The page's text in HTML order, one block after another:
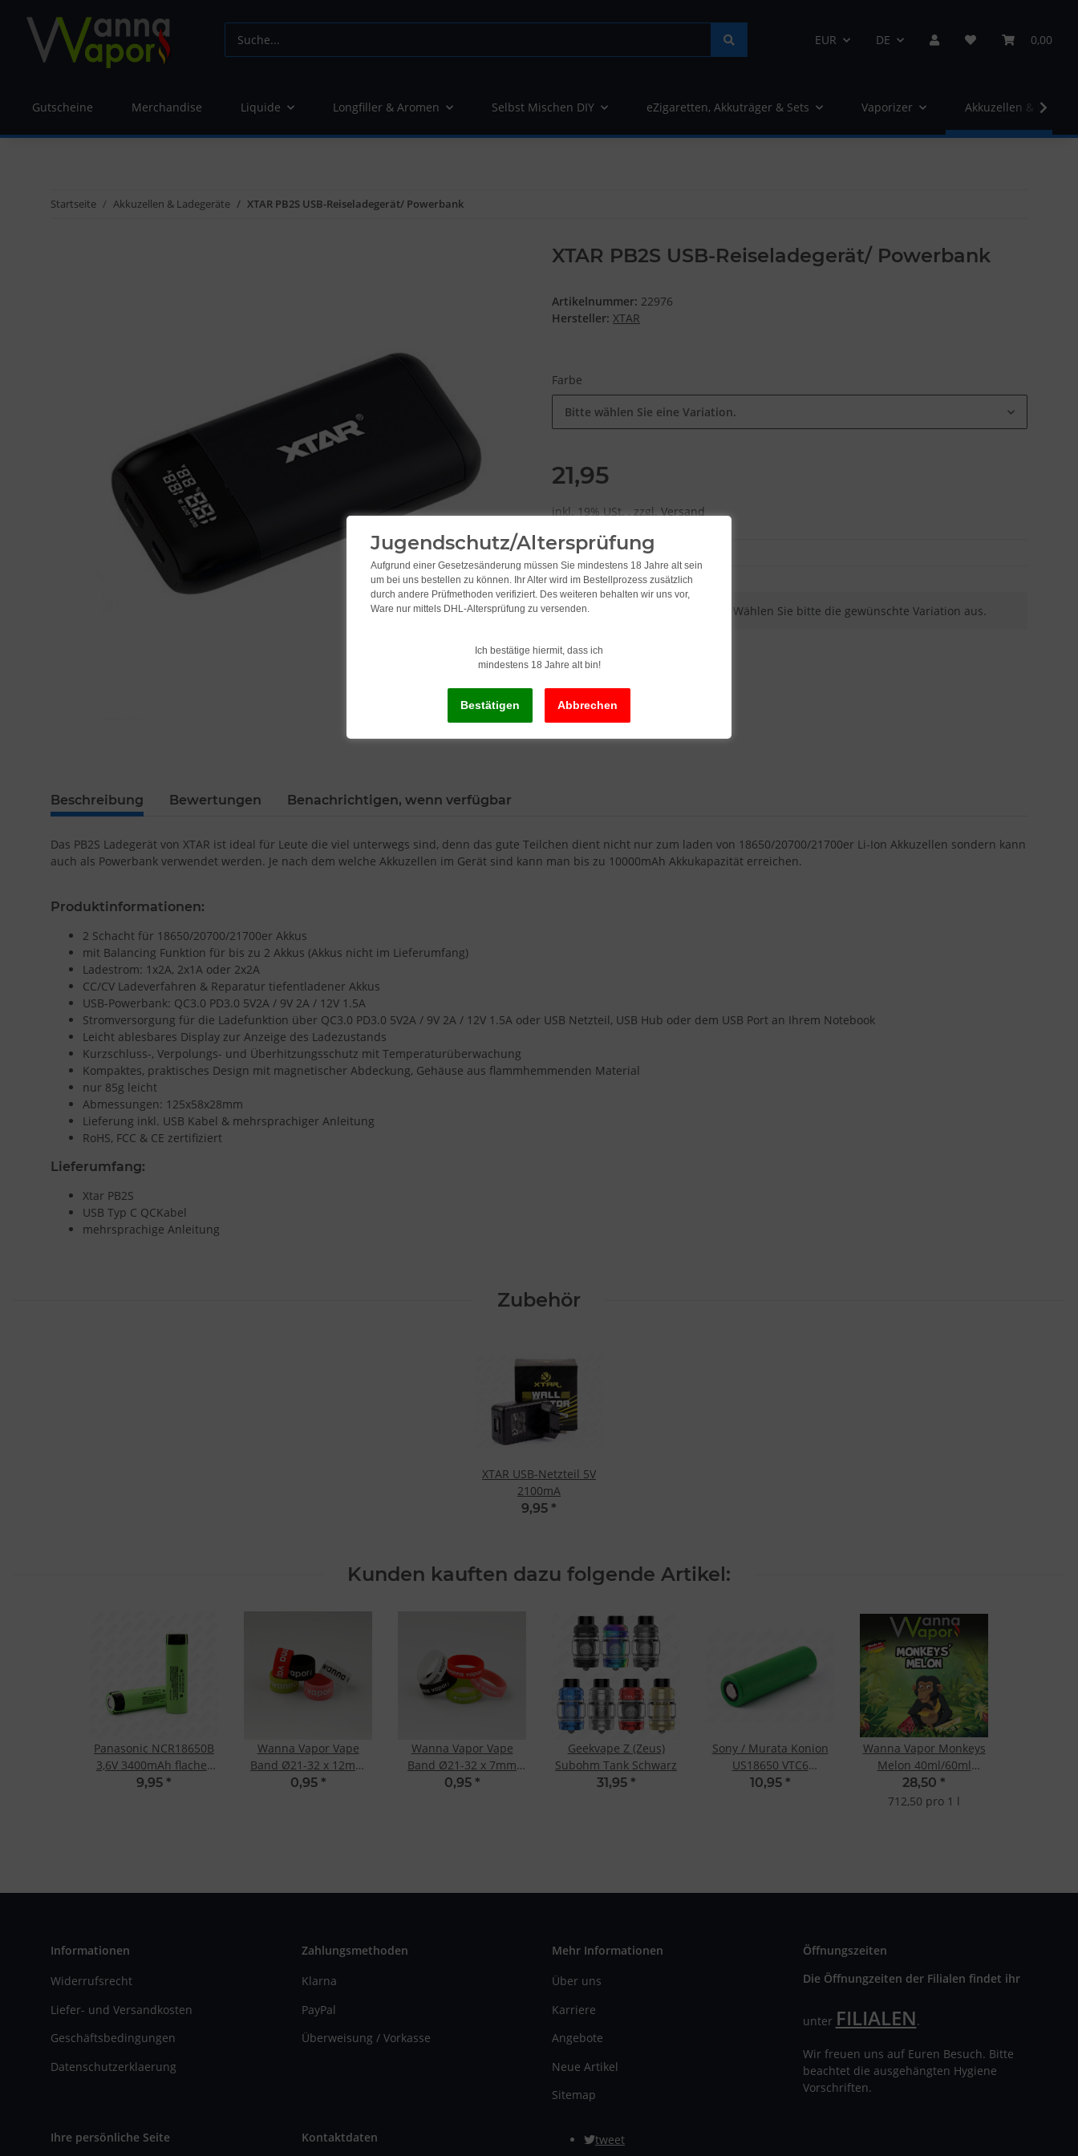
EUR DE 0,00
Gutscheine Merchandise Liquide Longfiller & Aromen Selbst Mischen DIY eZigaretten, Akkuträger & Sets Vaporizer Akkuzellen &
Startseite Akkuzellen & Ladegeräte XTAR PB2S USB-Reiseladegerät/ Powerbank
XTAR PB2S USB-Reiseladegerät/ Powerbank
Artikelnummer: 22976
Hersteller: XTAR
Farbe
Bitte wählen Sie eine Variation.
21,95
inkl. 19% USt. , zzgl. Versand
x
Dieser Artikel hat Variationen. Wählen Sie bitte die gewünschte Variation aus.
Beschreibung Bewertungen Benachrichtigen, wenn verfügbar
Das PB2S Ladegerät von XTAR ist ideal für Leute die viel unterwegs sind, denn das gute Teilchen dient nicht nur zum laden von 18650/20700/21700er Li-Ion Akkuzellen sondern kann
auch als Powerbank verwendet werden. Je nach dem welche Akkuzellen im Gerät sind kann man bis zu 10000mAh Akkukapazität erreichen.
Produktinformationen:
2 Schacht für 18650/20700/21700er Akkus
mit Balancing Funktion für bis zu 2 Akkus (Akkus nicht im Lieferumfang)
Ladestrom: 1x2A, 2x1A oder 2x2A
CC/CV Ladeverfahren & Reparatur tiefentladener Akkus
USB-Powerbank: QC3.0 PD3.0 5V2A / 9V 2A / 12V 1.5A
Stromversorgung für die Ladefunktion über QC3.0 PD3.0 5V2A / 9V 2A / 12V 1.5A oder USB Netzteil, USB Hub oder dem USB Port an Ihrem Notebook
Leicht ablesbares Display zur Anzeige des Ladezustands
Kurzschluss-, Verpolungs- und Überhitzungsschutz mit Temperaturüberwachung
Kompaktes, praktisches Design mit magnetischer Abdeckung, Gehäuse aus flammhemmenden Material
nur 85g leicht
Abmessungen: 125x58x28mm
Lieferung inkl. USB Kabel & mehrsprachiger Anleitung
RoHS, FCC & CE zertifiziert
Lieferumfang:
Xtar PB2S
USB Typ C QCKabel
mehrsprachige Anleitung
Zubehör
XTAR USB-Netzteil 5V
2100mA
9,95 *
Kunden kauften dazu folgende Artikel:
Panasonic NCR18650B
3,6V 3400mAh flacher
Pol
9,95 *
Wanna Vapor Vape
Band Ø21-32 x 12mm
Rot
0,95 *
Wanna Vapor Vape
Band Ø21-32 x 7mm
Schwarz
0,95 *
Geekvape Z (Zeus)
Subohm Tank Schwarz
31,95 *
Sony / Murata Konion
US18650 VTC6
3120mAh 30A
10,95 *
Wanna Vapor Monkeys
Melon 40ml/60ml
Shake&Vape
28,50 *
712,50 pro 1 l
Informationen
Widerrufsrecht
Liefer- und Versandkosten
Geschäftsbedingungen
Datenschutzerklaerung
Zahlungsmethoden
Klarna
PayPal
Überweisung / Vorkasse
Mehr Informationen
Über uns
Karriere
Angebote
Neue Artikel
Sitemap
Öffnungszeiten
Die Öffnungzeiten der Filialen findet ihr
unter FILIALEN.
Wir freuen uns auf Euren Besuch. Bitte
beachtet die ausgehängten Hygiene
Vorschriften.
Ihre persönliche Seite Kontaktdaten
tweet
Jugendschutz/Altersprüfung
Aufgrund einer Gesetzesänderung müssen Sie mindestens 18 Jahre alt sein
um bei uns bestellen zu können. Ihr Alter wird im Bestellprozess zusätzlich
durch andere Prüfmethoden verifiziert. Des weiteren behalten wir uns vor,
Ware nur mittels DHL-Altersprüfung zu versenden.
Ich bestätige hiermit, dass ich
mindestens 18 Jahre alt bin!